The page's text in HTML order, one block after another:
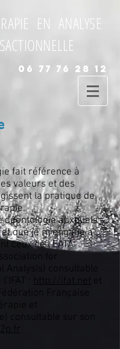
EN ANALYSE
06 77 76 28 12
fait référence à
valeurs et des
la pratique de
déontologie auxquels
que je m’engage à
ceux de l’EATA
for
Analysis) consultable
: http://ifat.net et
Française
et
consultable sur son